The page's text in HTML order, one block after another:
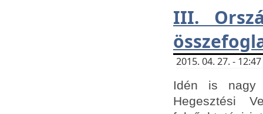
III.
2015. 04. 27. -
Idén is nagy
Hegesztési